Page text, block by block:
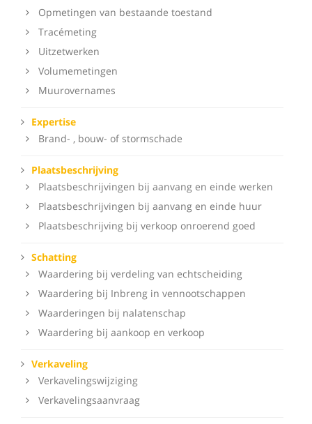
Opmetingen van bestaande toestand
Tracémeting
Uitzetwerken
Volumemetingen
Muurovernames
Expertise
Brand- , bouw- of stormschade
Plaatsbeschrijving
Plaatsbeschrijvingen bij aanvang en einde werken
Plaatsbeschrijvingen bij aanvang en einde huur
Plaatsbeschrijving bij verkoop onroerend goed
Schatting
Waardering bij verdeling van echtscheiding
Waardering bij Inbreng in vennootschappen
Waarderingen bij nalatenschap
Waardering bij aankoop en verkoop
Verkaveling
Verkavelingswijziging
Verkavelingsaanvraag